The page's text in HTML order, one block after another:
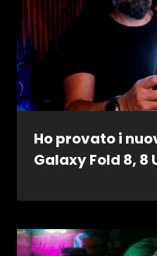
Ho provato i
Galaxy Fold 8, 8